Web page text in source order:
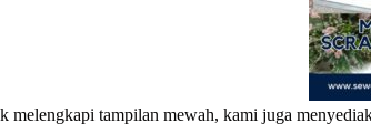
melengkapi tampilan mewah, kami juga